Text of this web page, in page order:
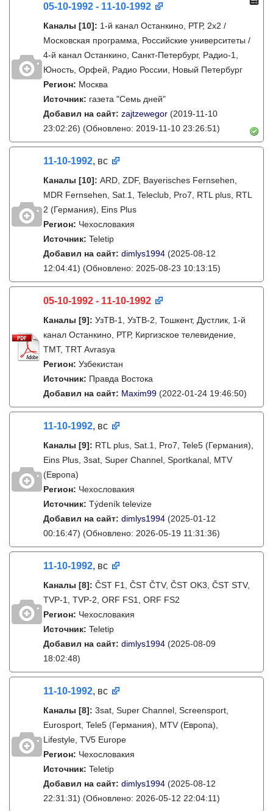
05-10-1992 - 11-10-1992
Каналы [10]: 1-й канал Останкино, РТР, 2х2 /
Московская программа, Российские университеты /
4-й канал Останкино, Санкт-Петербург, Радио-1,
Юность, Орфей, Радио России, Новый Петербург
Регион: Москва
Источник: газета "Семь дней"
Добавил на сайт: zajtzewegor (2019-11-10
23:02:26) (Обновлено: 2019-11-10 23:26:51)
11-10-1992, вс
Каналы [10]: ARD, ZDF, Bayerisches Fernsehen,
MDR Fernsehen, Sat.1, Teleclub, Pro7, RTL plus, RTL
2 (Германия), Eins Plus
Регион: Чехословакия
Источник: Teletip
Добавил на сайт: dimlys1994 (2025-08-12
12:04:41) (Обновлено: 2025-08-23 10:13:15)
05-10-1992 - 11-10-1992
Каналы [9]: УзТВ-1, УзТВ-2, Тошкент, Дустлик, 1-й
канал Останкино, РТР, Киргизское телевидение,
ТМТ, TRT Avrasya
Регион: Узбекистан
Источник: Правда Востока
Добавил на сайт: Maxim99 (2022-01-24 19:46:50)
11-10-1992, вс
Каналы [9]: RTL plus, Sat.1, Pro7, Tele5 (Германия),
Eins Plus, 3sat, Super Channel, Sportkanal, MTV
(Европа)
Регион: Чехословакия
Источник: Týdeník televize
Добавил на сайт: dimlys1994 (2025-01-12
00:16:47) (Обновлено: 2026-05-19 11:31:36)
11-10-1992, вс
Каналы [8]: ČST F1, ČST ČTV, ČST OK3, ČST STV,
TVP-1, TVP-2, ORF FS1, ORF FS2
Регион: Чехословакия
Источник: Teletip
Добавил на сайт: dimlys1994 (2025-08-09
18:02:48)
11-10-1992, вс
Каналы [8]: 3sat, Super Channel, Screensport,
Eurosport, Tele5 (Германия), MTV (Европа),
Lifestyle, TV5 Europe
Регион: Чехословакия
Источник: Teletip
Добавил на сайт: dimlys1994 (2025-08-12
22:31:31) (Обновлено: 2026-05-12 22:04:11)